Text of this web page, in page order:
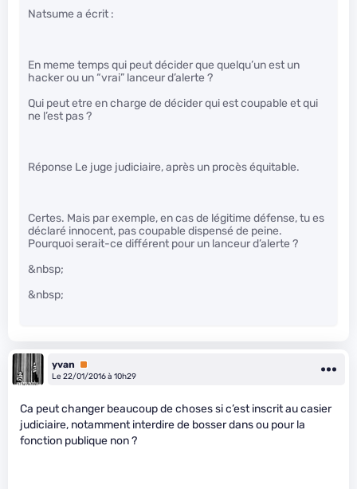
Natsume a écrit :
En meme temps qui peut décider que quelqu’un est un
hacker ou un “vrai” lanceur d’alerte ?
Qui peut etre en charge de décider qui est coupable et qui
ne l’est pas ?
Réponse Le juge judiciaire, après un procès équitable.
Certes. Mais par exemple, en cas de légitime défense, tu es
déclaré innocent, pas coupable dispensé de peine.
Pourquoi serait-ce différent pour un lanceur d’alerte ?
&nbsp;
&nbsp;
yvan
Premium
Le 22/01/2016 à 10h29
Ca peut changer beaucoup de choses si c’est inscrit au casier
judiciaire, notamment interdire de bosser dans ou pour la
fonction publique non ?